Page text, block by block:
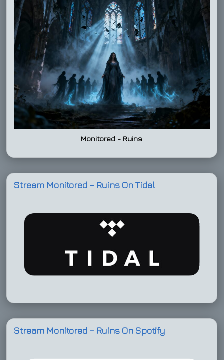
Monitored - Ruins
Stream Monitored – Ruins On Tidal
Stream Monitored – Ruins On Spotify